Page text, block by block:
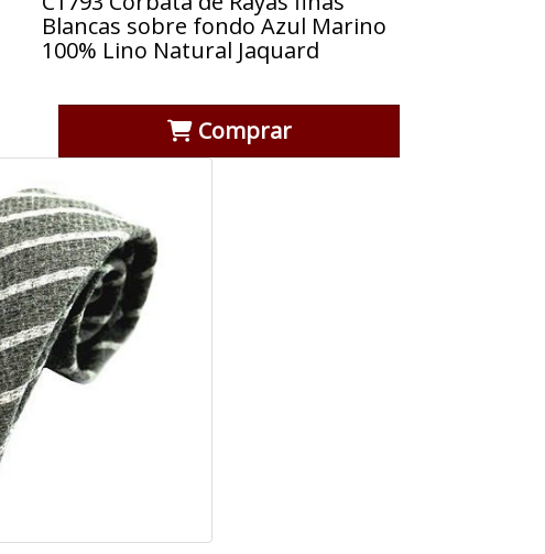
Blancas sobre fondo Azul Marino
100% Lino Natural Jaquard
Comprar